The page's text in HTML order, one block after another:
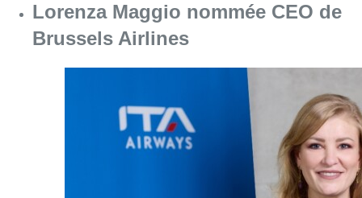
Lorenza Maggio nommée CEO de
Brussels Airlines